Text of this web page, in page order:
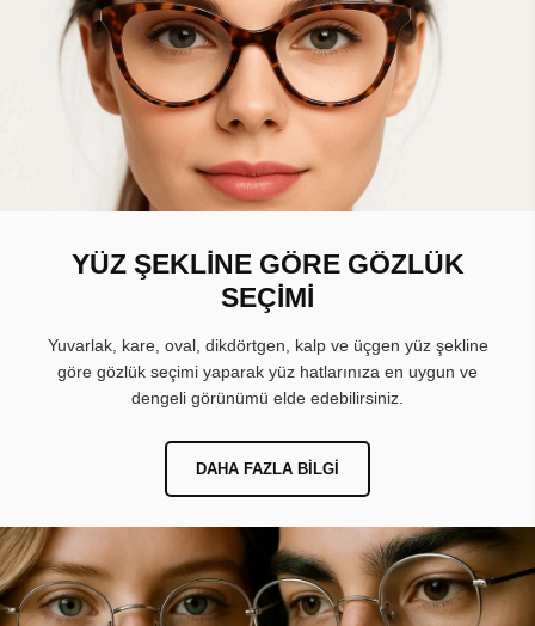
YÜZ ŞEKLİNE GÖRE GÖZLÜK
SEÇİMİ
Yuvarlak, kare, oval, dikdörtgen, kalp ve üçgen yüz şekline
göre gözlük seçimi yaparak yüz hatlarınıza en uygun ve
dengeli görünümü elde edebilirsiniz.
DAHA FAZLA BILGI